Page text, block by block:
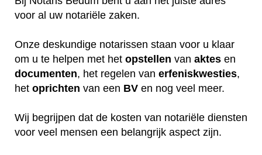
voor al uw notariële zaken.
Onze deskundige notarissen staan voor u klaar
om u te helpen met het opstellen van aktes en
documenten, het regelen van erfeniskwesties,
het oprichten van een BV en nog veel meer.
Wij begrijpen dat de kosten van notariële diensten
voor veel mensen een belangrijk aspect zijn.